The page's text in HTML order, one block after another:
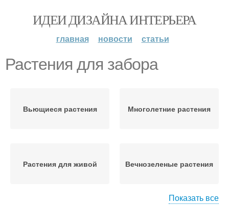
ИДЕИ ДИЗАЙНА ИНТЕРЬЕРА
главная новости статьи
Растения для забора
Вьющиеся растения Многолетние растения
Растения для живой Вечнозеленые растения
Показать все